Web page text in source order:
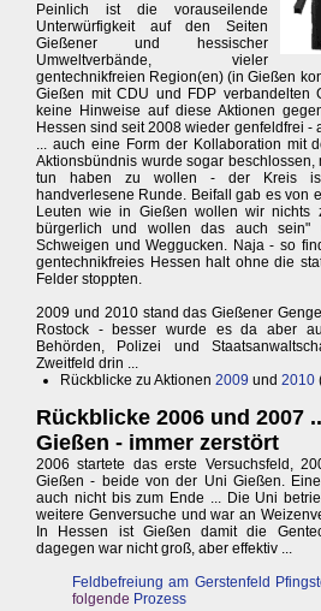
Peinlich ist die vorauseilende
Unterwürfigkeit auf den Seiten
Gießener und hessischer
Umweltverbände, vieler
gentechnikfreien Region(en) (in Gießen
Gießen mit CDU und FDP verbandelten
keine Hinweise auf diese Aktionen
Hessen sind seit 2008 wieder genfeldfrei -
... auch eine Form der Kollaboration mit
Aktionsbündnis wurde sogar beschlossen,
tun haben zu wollen - der Kreis ist
handverlesene Runde. Beifall gab es von
Leuten wie in Gießen wollen wir nichts
bürgerlich und wollen das auch
Schweigen und Weggucken. Naja - so
gentechnikfreies Hessen halt ohne die
Felder stoppten.
2009 und 2010 stand das Gießener
Rostock - besser wurde es da aber
Behörden, Polizei und
Zweitfeld drin ...
Rückblicke zu Aktionen 2009 und 2010
Rückblicke 2006 und 2007
Gießen - immer zerstört
2006 startete das erste Versuchsfeld,
Gießen - beide von der Uni Gießen.
auch nicht bis zum Ende ... Die Uni
weitere Genversuche und war an
In Hessen ist Gießen damit die
dagegen war nicht groß, aber effektiv ...
Feldbefreiung am Gerstenfeld
folgende Prozess